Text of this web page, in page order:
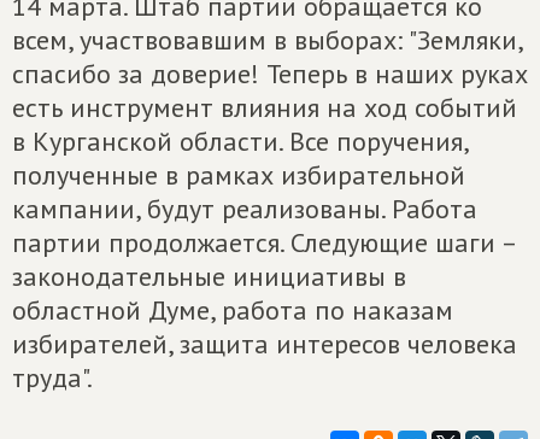
всем, участвовавшим в выборах: "Земляки,
спасибо за доверие! Теперь в наших руках
есть инструмент влияния на ход событий
в Курганской области. Все поручения,
полученные в рамках избирательной
кампании, будут реализованы. Работа
партии продолжается. Следующие шаги –
законодательные инициативы в
областной Думе, работа по наказам
избирателей, защита интересов человека
труда".